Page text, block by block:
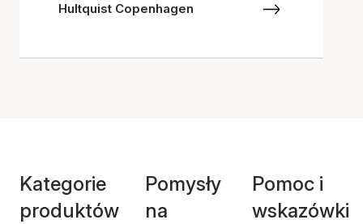
Hultquist Copenhagen
Kategorie
produktów
Pomysły
na
Pomoc i
wskazówki